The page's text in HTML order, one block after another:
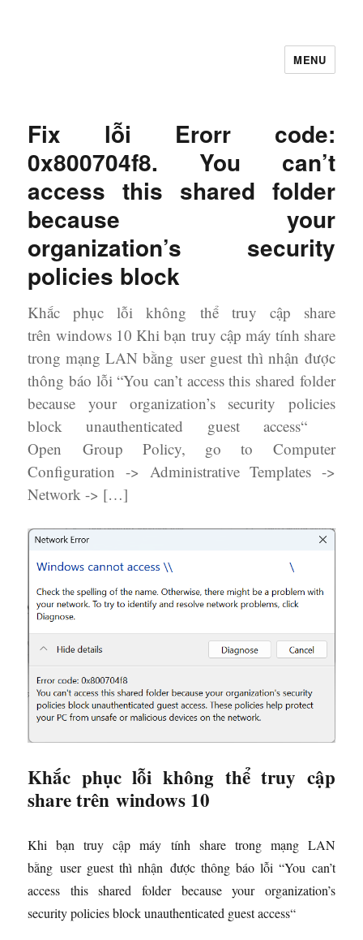
MENU
Fix lỗi Erorr code:
0x800704f8. You can’t
access this shared folder
because your
organization’s security
policies block
Khắc phục lỗi không thể truy cập share
trên windows 10 Khi bạn truy cập máy tính share
trong mạng LAN bằng user guest thì nhận được
thông báo lỗi “You can’t access this shared folder
because your organization’s security policies
block unauthenticated guest access“
Open Group Policy, go to Computer
Configuration -> Administrative Templates ->
Network -> […]
Khắc phục lỗi không thể truy cập
share trên windows 10
Khi bạn truy cập máy tính share trong mạng LAN
bằng user guest thì nhận được thông báo lỗi “You can’t
access this shared folder because your organization’s
security policies block unauthenticated guest access“